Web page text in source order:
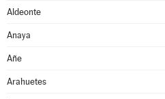
Aldeonte
Anaya
Añe
Arahuetes